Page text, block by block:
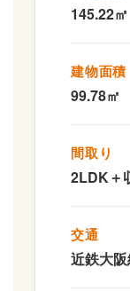
145.22㎡
建物面積
99.78㎡
間取り
2LDK＋
交通
近鉄大